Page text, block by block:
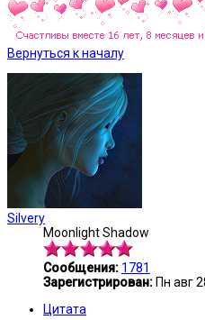
Вернуться к началу
Silvery
Moonlight Shadow
Сообщения: 1781
Зарегистрирован: Пн авг
Цитата